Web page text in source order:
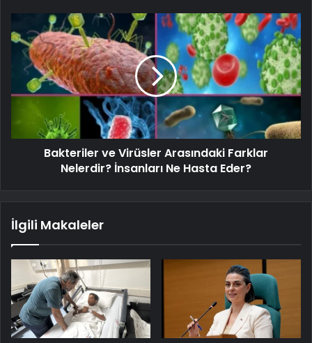
Bakteriler ve Virüsler Arasındaki Farklar
Nelerdir? İnsanları Ne Hasta Eder?
İlgili Makaleler